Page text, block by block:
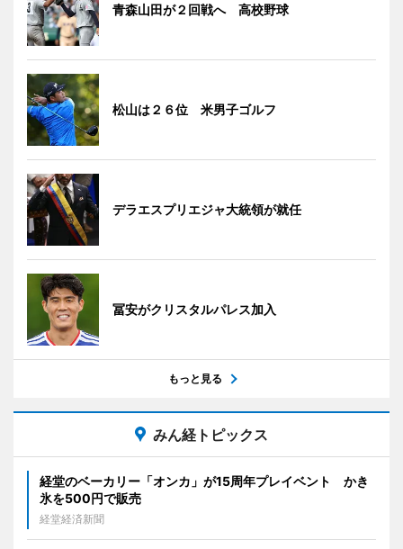
青森山田が２回戦へ 高校野球
松山は２６位 米男子ゴルフ
デラエスプリエジャ大統領が就任
冨安がクリスタルパレス加入
もっと見る
みん経トピックス
経堂のベーカリー「オンカ」が15周年プレイベント かき
氷を500円で販売
経堂経済新聞